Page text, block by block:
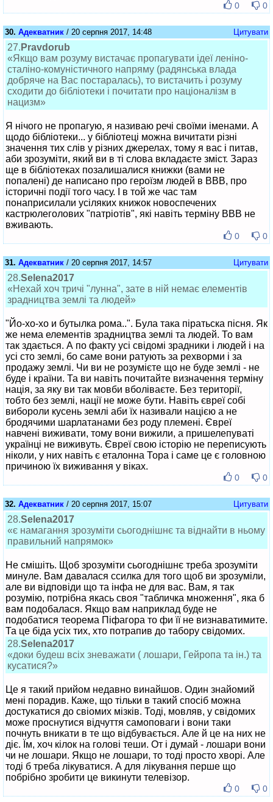
0 0
30. Адекватник / 20 серпня 2017, 14:48 Цитувати
27. Pravdorub
«Якщо вам розуму вистачає пропагувати ідеї леніно-
сталіно-комуністичного напряму (радянська влада
добряче на Вас постаралась), то вистачить і розуму
сходити до бібліотеки і почитати про націоналізм в
нацизм»
Я нічого не пропагую, я називаю речі своїми іменами. А
щодо бібліотеки... у бібліотеці можна вичитати різні
значення тих слів у різних джерелах, тому я вас і питав,
аби зрозуміти, який ви в ті слова вкладаєте зміст. Зараз
ще в бібліотеках позалишалися книжки (вами не
попалені) де написано про героїзм людей в ВВВ, про
історичні події того часу. І в той же час там
понаприсилали усіляких книжок новоспечених
кастрюлеголових "патріотів", які навіть терміну ВВВ не
вживають.
0 0
31. Адекватник / 20 серпня 2017, 14:57 Цитувати
28.Selena2017
«Нехай хоч тричі "лунна", зате в ній немає елементів
зрадництва землі та людей»
"Йо-хо-хо и бутылка рома..". Була така піратьска пісня. Як
же нема елементів зрадництва землі та людей. То вам
так здається. А по факту усі свідомі зрадники і людей і на
усі сто землі, бо саме вони ратують за рехворми і за
продажу землі. Чи ви не розумієте що не буде землі - не
буде і країни. Та ви навіть почитайте визначення терміну
нація, за яку ви так мовби вболіваєте. Без території,
тобто без землі, нації не може бути. Навіть євреї собі
вибороли кусень землі аби їх називали нацією а не
бродячими шарлатанами без роду племені. Євреї
навчені виживати, тому вони вижили, а пришелепуваті
українці не виживуть. Євреї свою історію не переписують
ніколи, у них навіть є еталонна Тора і саме це є головною
причиною їх виживання у віках.
0 0
32. Адекватник / 20 серпня 2017, 15:07 Цитувати
28.Selena2017
«є намагання зрозуміти сьогоднішнє та віднайти в ньому
правильний напрямок»
Не смішіть. Щоб зрозуміти сьогоднішнє треба зрозуміти
минуле. Вам давалася ссилка для того щоб ви зрозуміли,
але ви відповіди що та інфа не для вас. Вам, я так
розумію, потрібна якась своя "табличка множення", яка б
вам подобалася. Якщо вам наприклад буде не
подобатися теорема Піфагора то фи її не визнаватимите.
Та це біда усіх тих, хто потрапив до табору свідомих.
28.Selena2017
«доки будеш всіх зневажати ( лошари, Гейропа та ін.) та
кусатися?»
Це я такий прийом недавно винайшов. Один знайомий
мені порадив. Каже, що тільки в такий спосіб можна
достукатися до свіомих мізків. Тоді, мовляв, у свідомих
може проснутися відчуття самоповаги і вони таки
почнуть вникати в те що відбувається. Але й це на них не
діє. Їм, хоч кілок на голові теши. От і думай - лошари вони
чи не лошари. Якщо не лошари, то тоді просто хворі. Але
тоді б треба лікуватися. А для лікування перше що
побрібно зробити це викинути телевізор.
0 0